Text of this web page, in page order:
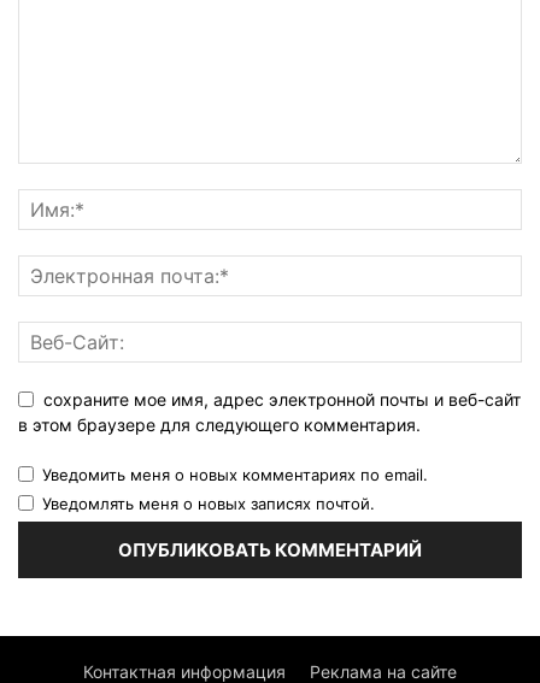
сохраните мое имя, адрес электронной почты и веб-сайт
в этом браузере для следующего комментария.
Уведомить меня о новых комментариях по email.
Уведомлять меня о новых записях почтой.
Контактная информация Реклама на сайте